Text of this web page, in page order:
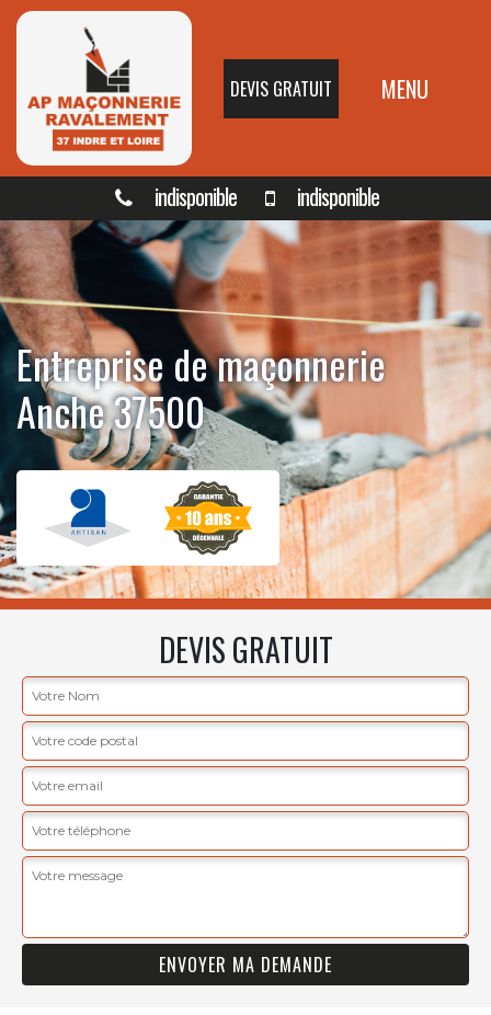
DEVIS GRATUIT MENU
indisponible indisponible
Entreprise de maçonnerie
Anche 37500
DEVIS GRATUIT